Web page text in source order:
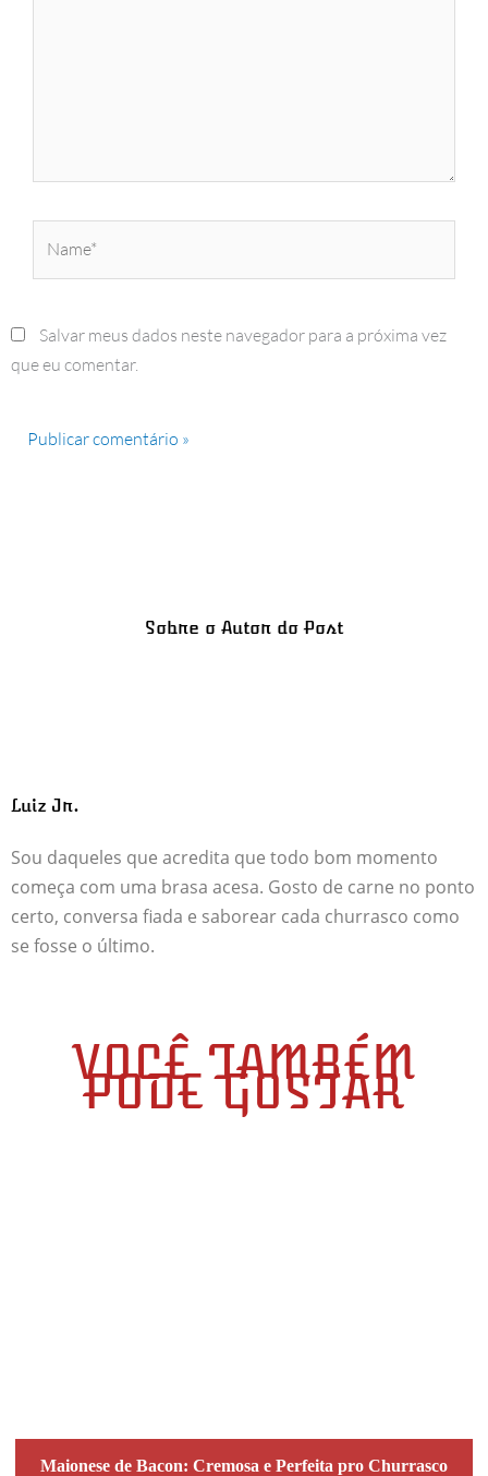
Salvar meus dados neste navegador para a próxima vez
que eu comentar.
Sobre o Autor do Post
Luiz Jr.
Sou daqueles que acredita que todo bom momento
começa com uma brasa acesa. Gosto de carne no ponto
certo, conversa fiada e saborear cada churrasco como
se fosse o último.
VOCÊ TAMBÉM
PODE GOSTAR
Maionese de Bacon: Cremosa e Perfeita pro Churrasco